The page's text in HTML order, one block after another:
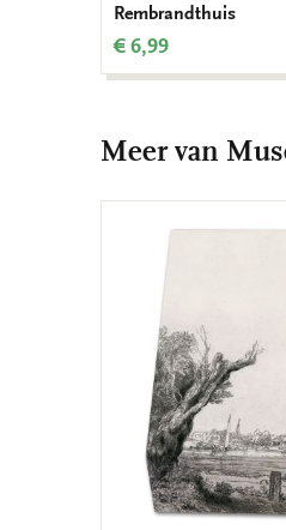
Rembrandthuis
€ 6,99
Meer van